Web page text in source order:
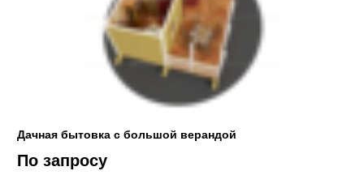
Дачная бытовка с большой верандой
По запросу